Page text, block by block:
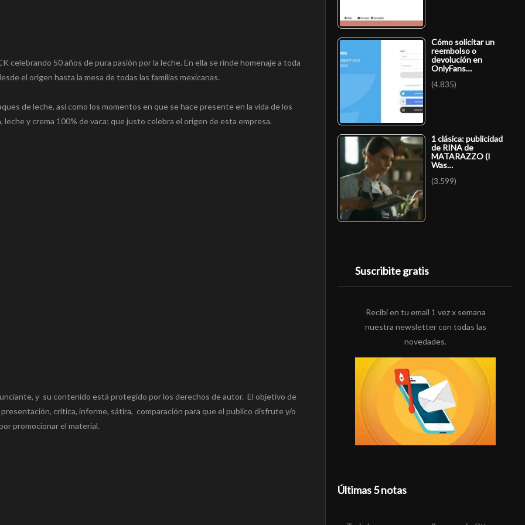
celebrando 50 años de pura pasión por la leche. En ella se rinde homenaje a toda
el origen hasta la mesa de todas las familias mexicanas.
de leche, así como los momentos en que se hace presente en la vida de los
y crema 100% de vaca; que justo celebra el origen de esta empresa.
y su contenido está protegido por los derechos de autor. El objetivo de
crítica, informe, sátira, comparación para que el publico disfrute y/o
promocionar el material.
Cómo solicitar un
reembolso o
devolución en
OnlyFans…
(4.835)
1 clásica: publicidad
de RINA de
MATARAZZO (I
Was…
(3.599)
Suscribite gratis
Recibí en tu email 1 vez x semana
nuestra newsletter con todas las
novedades.
Últimas 5 notas